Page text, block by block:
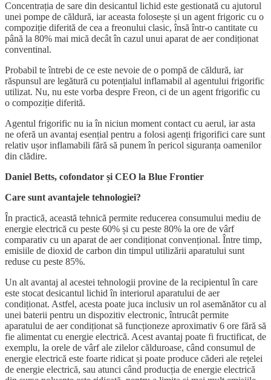
Concentrația de sare din desicantul lichid este gestionată cu ajutorul
unei pompe de căldură, iar aceasta folosește și un agent frigoric cu o
compoziție diferită de cea a freonului clasic, însă într-o cantitate cu
până la 80% mai mică decât în cazul unui aparat de aer condiționat
conventinal.
Probabil te întrebi de ce este nevoie de o pompă de căldură, iar
răspunsul are legătură cu potențialul inflamabil al agentului frigorific
utilizat. Nu, nu este vorba despre Freon, ci de un agent frigorific cu
o compoziție diferită.
Agentul frigorific nu ia în niciun moment contact cu aerul, iar asta
ne oferă un avantaj esențial pentru a folosi agenți frigorifici care sunt
relativ ușor inflamabili fără să punem în pericol siguranța oamenilor
din clădire.
Daniel Betts, cofondator și CEO la Blue Frontier
Care sunt avantajele tehnologiei?
În practică, această tehnică permite reducerea consumului mediu de
energie electrică cu peste 60% și cu peste 80% la ore de vârf
comparativ cu un aparat de aer condiționat convențional. Între timp,
emisiile de dioxid de carbon din timpul utilizării aparatului sunt
reduse cu peste 85%.
Un alt avantaj al acestei tehnologii provine de la recipientul în care
este stocat desicantul lichid în interiorul aparatului de aer
condiționat. Astfel, acesta poate juca inclusiv un rol asemănător cu al
unei baterii pentru un dispozitiv electronic, întrucât permite
aparatului de aer condiționat să funcționeze aproximativ 6 ore fără să
fie alimentat cu energie electrică. Acest avantaj poate fi fructificat, de
exemplu, la orele de vârf ale zilelor călduroase, când consumul de
energie electrică este foarte ridicat și poate produce căderi ale rețelei
de energie electrică, sau atunci când producția de energie electrică